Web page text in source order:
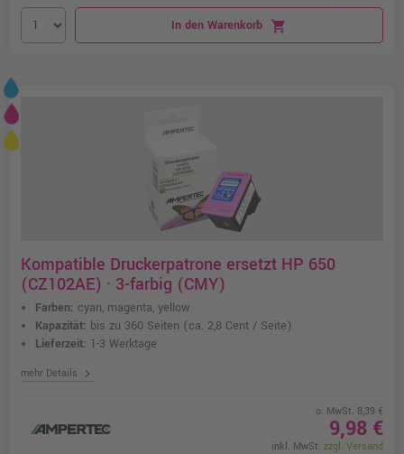
In den Warenkorb shopping_cart
Kompatible Druckerpatrone ersetzt HP 650
(CZ102AE) · 3-farbig (CMY)
Farben: cyan, magenta, yellow
Kapazität: bis zu 360 Seiten (ca. 2,8 Cent / Seite)
Lieferzeit: 1-3 Werktage
mehr Details chevron_right
o. MwSt. 8,39 €
9,98 €
inkl. MwSt. zzgl. Versand